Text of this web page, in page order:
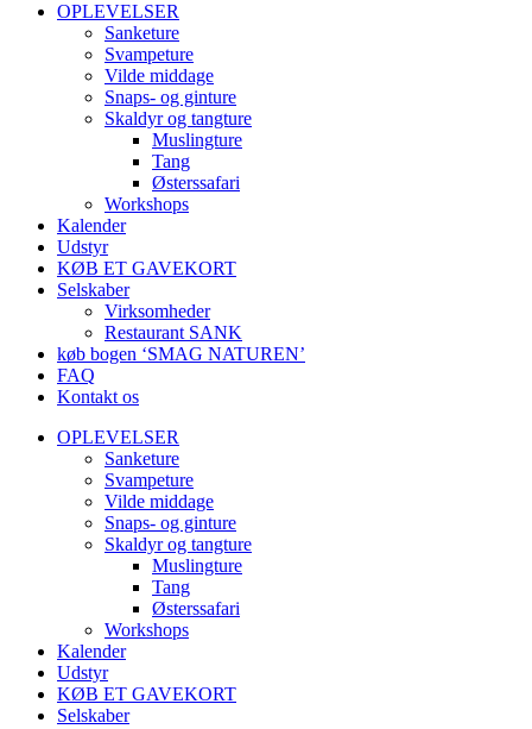
OPLEVELSER
Sanketure
Svampeture
Vilde middage
Snaps- og ginture
Skaldyr og tangture
Muslingture
Tang
Østerssafari
Workshops
Kalender
Udstyr
KØB ET GAVEKORT
Selskaber
Virksomheder
Restaurant SANK
køb bogen ‘SMAG NATUREN’
FAQ
Kontakt os
OPLEVELSER
Sanketure
Svampeture
Vilde middage
Snaps- og ginture
Skaldyr og tangture
Muslingture
Tang
Østerssafari
Workshops
Kalender
Udstyr
KØB ET GAVEKORT
Selskaber